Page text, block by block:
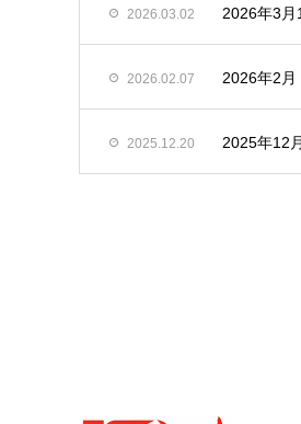
2026.03.02 2026年3月
2026.02.07 2026年2
2025.12.20 2025年12